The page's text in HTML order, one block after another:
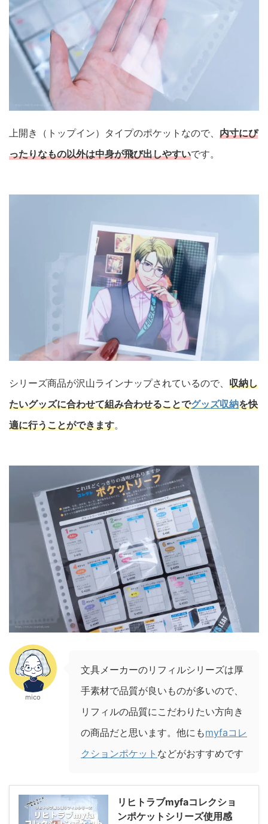
上開き（トップイン）タイプのポケットなので、 内寸にぴ
ったりなもの以外は中身が飛び出しやすいです。
シリーズ商品が沢山ラインナップされているので、 収納し
たいグッズに合わせて組み合わせることでグッズ収納を快
適に行うことができます。
mico
文具メーカーのリフィルシリーズは厚
手素材で品質が良いものが多いので、
リフィルの品質にこだわりたい方向き
の商品だと思います。他にもmyfaコレ
クションポケット などがおすすめです
リヒトラブmyfaコレクショ
ンポケットシリーズ使用感